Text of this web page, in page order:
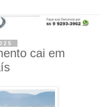
cai em